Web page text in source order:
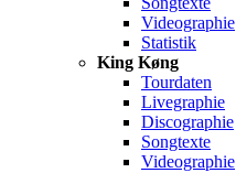
Videographie
Statistik
King Køng
Tourdaten
Livegraphie
Discographie
Songtexte
Videographie